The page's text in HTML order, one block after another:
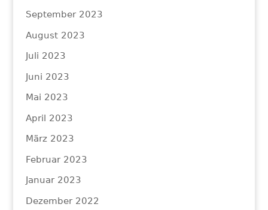
September 2023
August 2023
Juli 2023
Juni 2023
Mai 2023
April 2023
März 2023
Februar 2023
Januar 2023
Dezember 2022